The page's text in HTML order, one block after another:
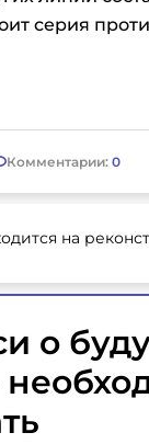
серия
Комментарии: 0
на
о